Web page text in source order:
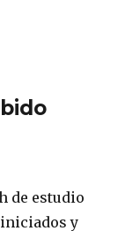
de estudio
y